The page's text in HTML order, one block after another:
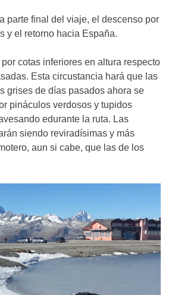
parte final del viaje, el descenso por
y el retorno hacia España.
cotas inferiores en altura respecto
Esta circustancia hará que las
grises de días pasados ahora se
pináculos verdosos y tupidos
edurante la ruta. Las
siendo reviradísimas y más
aun si cabe, que las de los